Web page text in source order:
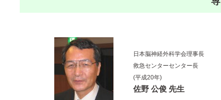
日本脳神経外科学会理事長
救急センターセンター長
(平成20年)
佐野 公俊 先生